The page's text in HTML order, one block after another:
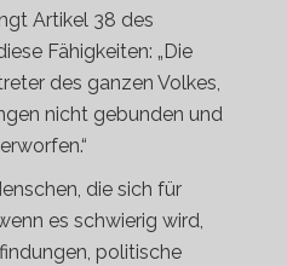
Artikel 38 des
Fähigkeiten: „Die
des ganzen Volkes,
nicht gebunden und
die sich für
es schwierig wird,
politische